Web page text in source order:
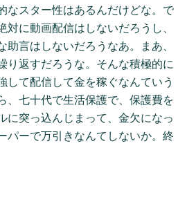
なスター性はあるんだけどな。で
対に動画配信はしないだろうし、
助言はしないだろうなあ。まあ、
り返すだろうな。そんな積極的に
して配信して金を稼ぐなんていう
、七十代で生活保護で、保護費を
に突っ込んじまって、金欠になっ
パーで万引きなんてしないか。終